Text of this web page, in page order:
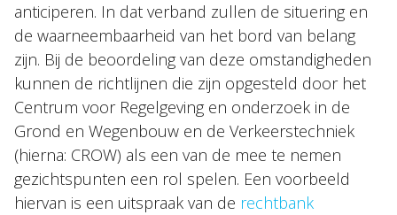
anticiperen. In dat verband zullen de situering en
de waarneembaarheid van het bord van belang
zijn. Bij de beoordeling van deze omstandigheden
kunnen de richtlijnen die zijn opgesteld door het
Centrum voor Regelgeving en onderzoek in de
Grond en Wegenbouw en de Verkeerstechniek
(hierna: CROW) als een van de mee te nemen
gezichtspunten een rol spelen. Een voorbeeld
hiervan is een uitspraak van de rechtbank